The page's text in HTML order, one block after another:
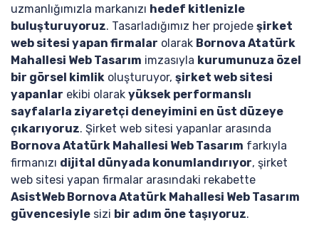
uzmanlığımızla markanızı hedef kitlenizle
buluşturuyoruz. Tasarladığımız her projede şirket
web sitesi yapan firmalar olarak Bornova Atatürk
Mahallesi Web Tasarım imzasıyla kurumunuza özel
bir görsel kimlik oluşturuyor, şirket web sitesi
yapanlar ekibi olarak yüksek performanslı
sayfalarla ziyaretçi deneyimini en üst düzeye
çıkarıyoruz. Şirket web sitesi yapanlar arasında
Bornova Atatürk Mahallesi Web Tasarım farkıyla
firmanızı dijital dünyada konumlandırıyor, şirket
web sitesi yapan firmalar arasındaki rekabette
AsistWeb Bornova Atatürk Mahallesi Web Tasarım
güvencesiyle sizi bir adım öne taşıyoruz.